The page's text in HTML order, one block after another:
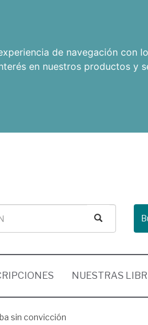
de navegación con
en nuestros productos y
NUESTRAS
sin convicción